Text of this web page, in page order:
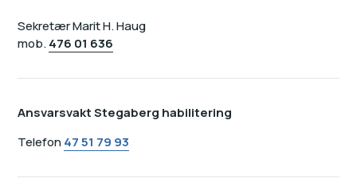
Sekretær Marit H. Haug
mob.476 01 636
Ansvarsvakt Stegaberg habilitering
Telefon47 51 79 93